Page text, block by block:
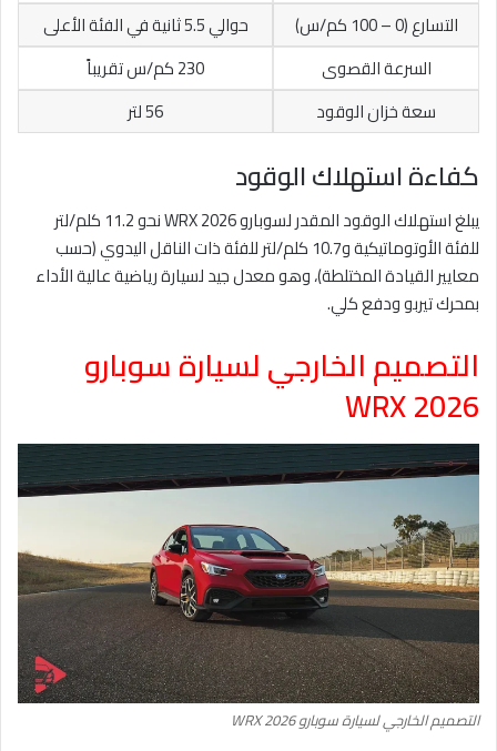
التسارع (0 – 100 كم/س)
حوالي 5.5 ثانية في الفئة الأعلى
السرعة القصوى
230 كم/س تقريباً
سعة خزان الوقود
56 لتر
كفاءة استهلاك الوقود
يبلغ استهلاك الوقود المقدر لسوبارو WRX 2026 نحو 11.2 كلم/لتر
للفئة الأوتوماتيكية و10.7 كلم/لتر للفئة ذات الناقل اليدوي (حسب
معايير القيادة المختلطة)، وهو معدل جيد لسيارة رياضية عالية الأداء
بمحرك تيربو ودفع كلي.
التصميم الخارجي لسيارة سوبارو
WRX 2026
التصميم الخارجي لسيارة سوبارو WRX 2026